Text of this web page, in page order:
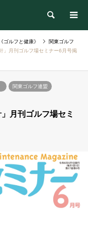
検索
ゴルフと健康》
関東ゴルフ
」月刊ゴルフ場セミナー6月号掲
関東ゴルフ連盟
月刊ゴルフ場セミ